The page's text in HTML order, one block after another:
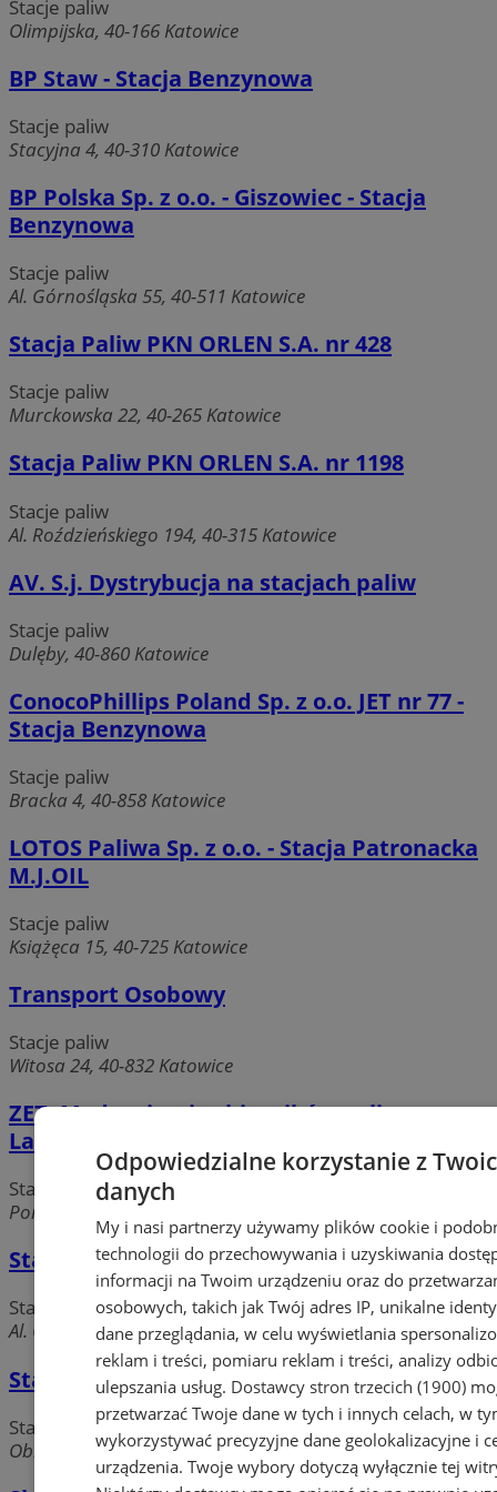
Stacje paliw
Olimpijska, 40-166 Katowice
BP Staw - Stacja Benzynowa
Stacje paliw
Stacyjna 4, 40-310 Katowice
BP Polska Sp. z o.o. - Giszowiec - Stacja
Benzynowa
Stacje paliw
Al. Górnośląska 55, 40-511 Katowice
Stacja Paliw PKN ORLEN S.A. nr 428
Stacje paliw
Murckowska 22, 40-265 Katowice
Stacja Paliw PKN ORLEN S.A. nr 1198
Stacje paliw
Al. Roździeńskiego 194, 40-315 Katowice
AV. S.j. Dystrybucja na stacjach paliw
Stacje paliw
Dulęby, 40-860 Katowice
ConocoPhillips Poland Sp. z o.o. JET nr 77 -
Stacja Benzynowa
Stacje paliw
Bracka 4, 40-858 Katowice
LOTOS Paliwa Sp. z o.o. - Stacja Patronacka
M.J.OIL
Stacje paliw
Książęca 15, 40-725 Katowice
Transport Osobowy
Stacje paliw
Witosa 24, 40-832 Katowice
ZET. Modernizacje zbiorników paliw.
Laboratorium, biuro projektowe
Stacje paliw
Porcelanowa, 40-246 Katowice
Stacja Paliw BP Polska Sp. z o.o.
Stacje paliw
Al. Górnośląska 55, 40-511 Katowice
Stacja Paliw PKN ORLEN S.A. nr 150
Stacje paliw
Obr. Westerplatte 55, 40-335 Katowice
Odpowiedzialne korzystanie z
danych
My i nasi partnerzy używamy plików cookie i
technologii do przechowywania i uzyskiwania
informacji na Twoim urządzeniu oraz do
osobowych, takich jak Twój adres IP, unikalne
dane przeglądania, w celu wyświetlania
reklam i treści, pomiaru reklam i treści, analizy
ulepszania usług. Dostawcy stron trzecich (1900)
przetwarzać Twoje dane w tych i innych celach, w
wykorzystywać precyzyjne dane geolokalizacyjne i
urządzenia. Twoje wybory dotyczą wyłącznie tej